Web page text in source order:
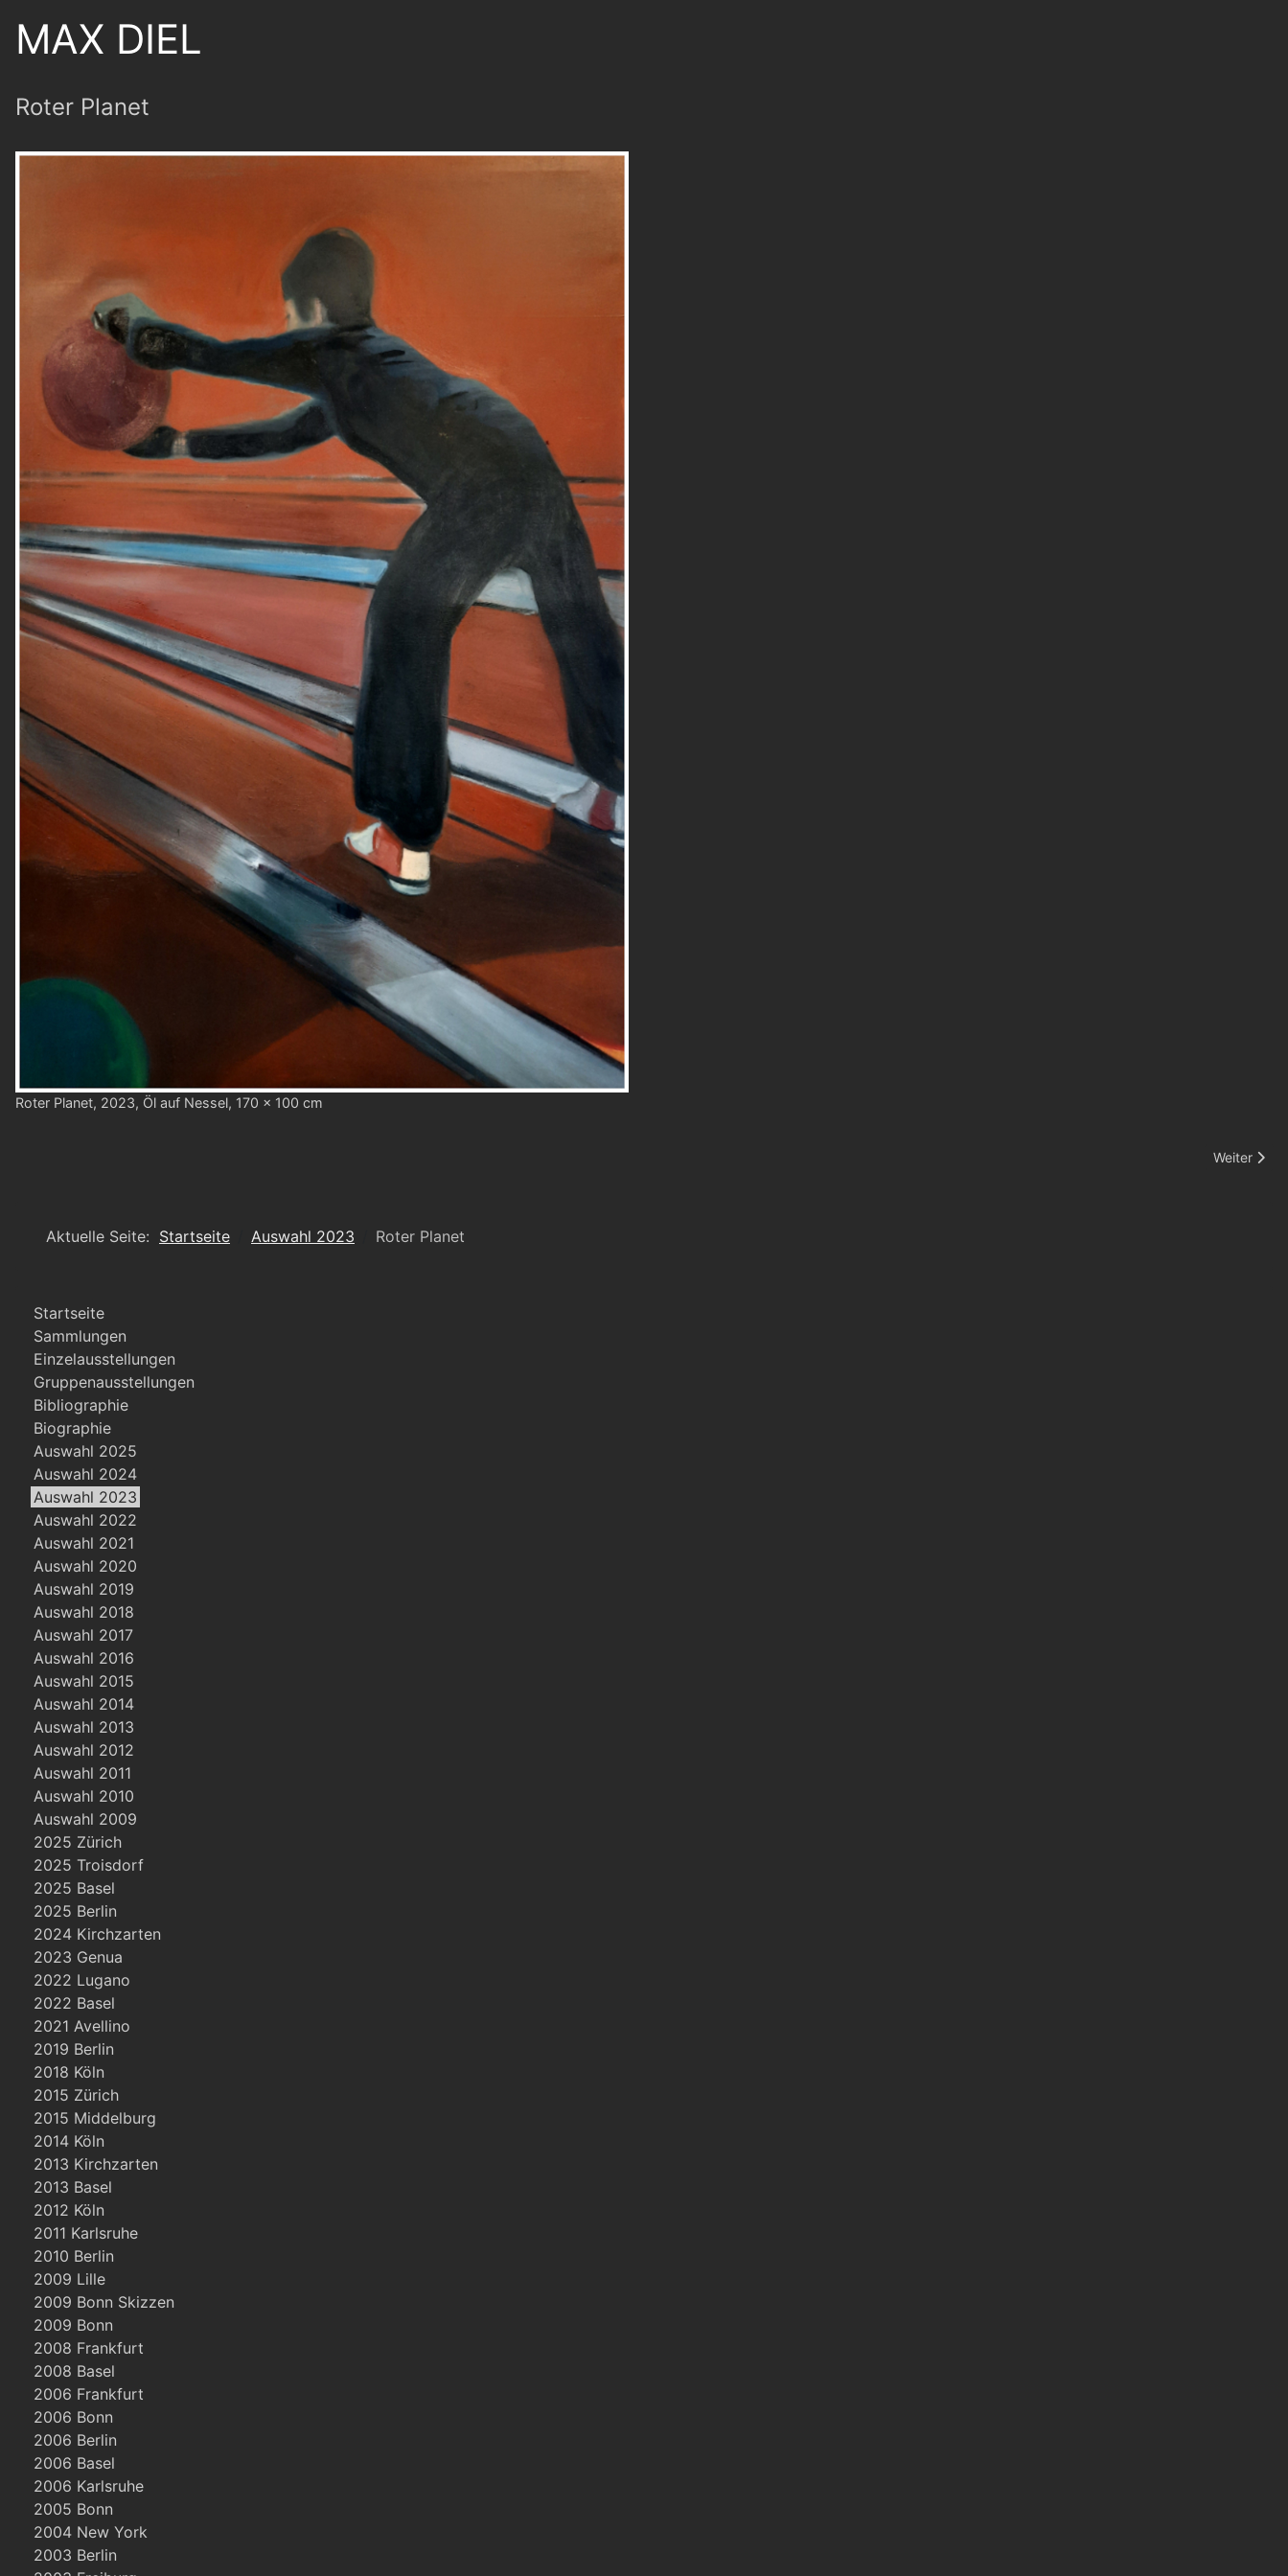
MAX DIEL
Roter Planet
Roter Planet, 2023, Öl auf Nessel, 170 x 100 cm
Nächster
Weiter
Aktuelle Seite: Startseite Auswahl 2023 Roter Planet
Startseite
Sammlungen
Einzelausstellungen
Gruppenausstellungen
Bibliographie
Biographie
Auswahl 2025
Auswahl 2024
Auswahl 2023
Auswahl 2022
Auswahl 2021
Auswahl 2020
Auswahl 2019
Auswahl 2018
Auswahl 2017
Auswahl 2016
Auswahl 2015
Auswahl 2014
Auswahl 2013
Auswahl 2012
Auswahl 2011
Auswahl 2010
Auswahl 2009
2025 Zürich
2025 Troisdorf
2025 Basel
2025 Berlin
2024 Kirchzarten
2023 Genua
2022 Lugano
2022 Basel
2021 Avellino
2019 Berlin
2018 Köln
2015 Zürich
2015 Middelburg
2014 Köln
2013 Kirchzarten
2013 Basel
2012 Köln
2011 Karlsruhe
2010 Berlin
2009 Lille
2009 Bonn Skizzen
2009 Bonn
2008 Frankfurt
2008 Basel
2006 Frankfurt
2006 Bonn
2006 Berlin
2006 Basel
2006 Karlsruhe
2005 Bonn
2004 New York
2003 Berlin